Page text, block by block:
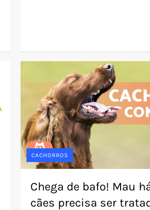
CACHORROS
Chega de bafo! Mau
cães precisa ser